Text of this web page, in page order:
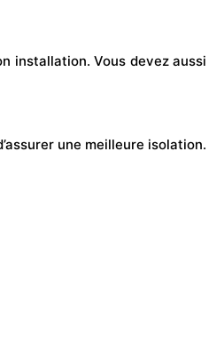
installation. Vous devez aussi
une meilleure isolation.